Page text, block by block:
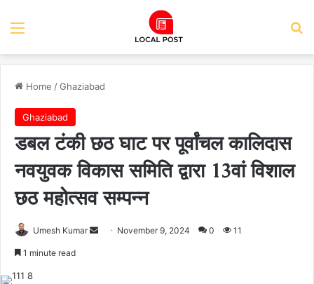
Menu
Home /Ghaziabad
Ghaziabad
डबल टंकी छठ घाट पर पूर्वांचल कालिदास
नवयुवक विकास समिति द्वारा 13वां विशाल
छठ महोत्सव सम्पन्न
Umesh Kumar
Send November 9, 2024 0 11
1 minute read